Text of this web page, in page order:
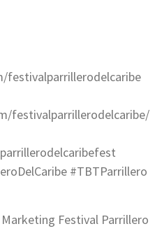
festivalparrillerodelcaribe
festivalparrillerodelcaribe/
#TBTParrillero
Festival Parrillero